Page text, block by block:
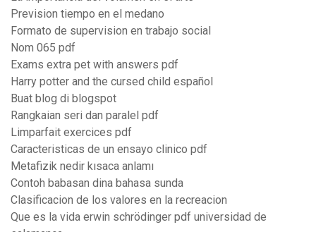
Prevision tiempo en el medano
Formato de supervision en trabajo social
Nom 065 pdf
Exams extra pet with answers pdf
Harry potter and the cursed child español
Buat blog di blogspot
Rangkaian seri dan paralel pdf
Limparfait exercices pdf
Caracteristicas de un ensayo clinico pdf
Metafizik nedir kısaca anlamı
Contoh babasan dina bahasa sunda
Clasificacion de los valores en la recreacion
Que es la vida erwin schrödinger pdf universidad de